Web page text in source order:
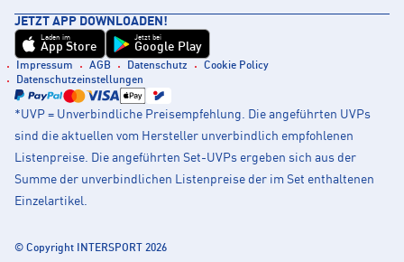
JETZT APP DOWNLOADEN!
Laden im
App Store
Jetzt bei
Google Play
Impressum AGB Datenschutz
Cookie Policy
Datenschutzeinstellungen
*UVP = Unverbindliche Preisempfehlung. Die angeführten UVPs
sind die aktuellen vom Hersteller unverbindlich empfohlenen
Listenpreise. Die angeführten Set-UVPs ergeben sich aus der
Summe der unverbindlichen Listenpreise der im Set enthaltenen
Einzelartikel.
© Copyright INTERSPORT 2026